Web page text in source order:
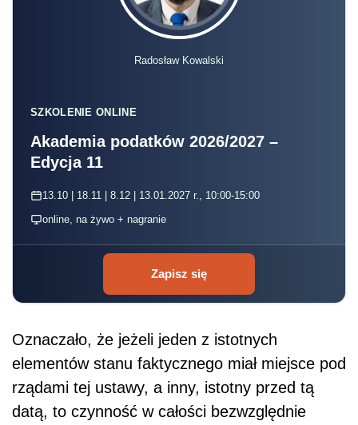
Radosław Kowalski
SZKOLENIE ONLINE
Akademia podatków 2026/2027 –
Edycja 11
13.10 | 18.11 | 8.12 | 13.01.2027 r., 10:00-15:00
online, na żywo + nagranie
Zapisz się
Oznaczało, że jeżeli jeden z istotnych
elementów stanu faktycznego miał miejsce pod
rządami tej ustawy, a inny, istotny przed tą
datą, to czynność w całości bezwzględnie